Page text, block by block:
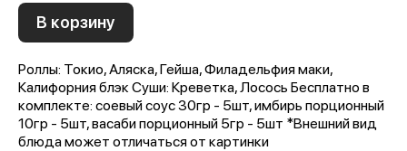
В корзину
Роллы: Токио, Аляска, Гейша, Филадельфия маки,
Калифорния блэк Суши: Креветка, Лосось Бесплатно в
комплекте: соевый соус 30гр - 5шт, имбирь порционный
10гр - 5шт, васаби порционный 5гр - 5шт *Внешний вид
блюда может отличаться от картинки